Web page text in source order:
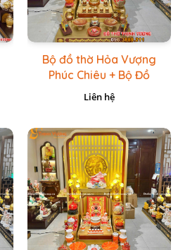
Bộ đồ thờ Hỏa Vượng
Phúc Chiêu + Bộ Đồ
Thờ Đá Đỏ Bọc Đồng
Cao cấp
Liên hệ